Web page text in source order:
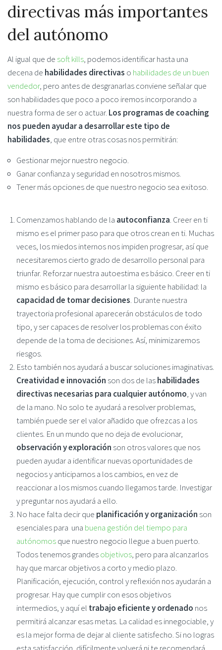
directivas más importantes
del autónomo
Al igual que de soft kills, podemos identificar hasta una
decena de habilidades directivas o habilidades de un buen
vendedor, pero antes de desgranarlas conviene señalar que
son habilidades que poco a poco iremos incorporando a
nuestra forma de ser o actuar. Los programas de coaching
nos pueden ayudar a desarrollar este tipo de
habilidades, que entre otras cosas nos permitirán:
Gestionar mejor nuestro negocio.
Ganar confianza y seguridad en nosotros mismos.
Tener más opciones de que nuestro negocio sea exitoso.
Comenzamos hablando de la autoconfianza. Creer en ti
mismo es el primer paso para que otros crean en ti. Muchas
veces, los miedos internos nos impiden progresar, así que
necesitaremos cierto grado de desarrollo personal para
triunfar. Reforzar nuestra autoestima es básico. Creer en ti
mismo es básico para desarrollar la siguiente habilidad: la
capacidad de tomar decisiones. Durante nuestra
trayectoria profesional aparecerán obstáculos de todo
tipo, y ser capaces de resolver los problemas con éxito
depende de la toma de decisiones. Así, minimizaremos
riesgos.
Esto también nos ayudará a buscar soluciones imaginativas.
Creatividad e innovación son dos de lashabilidades
directivas necesarias para cualquier autónomo, y van
de la mano. No solo te ayudará a resolver problemas,
también puede ser el valor añadido que ofrezcas a los
clientes. En un mundo que no deja de evolucionar,
observación y exploración son otros valores que nos
pueden ayudar a identificar nuevas oportunidades de
negocios y anticiparnos a los cambios, en vez de
reaccionar a los mismos cuando llegamos tarde. Investigar
y preguntar nos ayudará a ello.
No hace falta decir que planificación y organización son
esenciales para una buena gestión del tiempo para
autónomosque nuestro negocio llegue a buen puerto.
Todos tenemos grandesobjetivos, pero para alcanzarlos
hay que marcar objetivos a corto y medio plazo.
Planificación, ejecución, control y reflexión nos ayudarán a
progresar. Hay que cumplir con esos objetivos
intermedios, y aquí el trabajo eficiente y ordenado nos
permitirá alcanzar esas metas. La calidad es innegociable, y
es la mejor forma de dejar al cliente satisfecho. Si no logras